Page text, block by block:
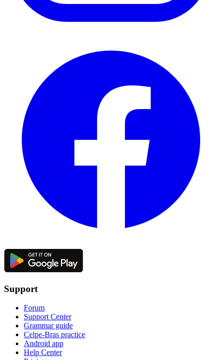
Support
Forum
Support Center
Grammar guide
Celpe-Bras practice
Android app
Help Center